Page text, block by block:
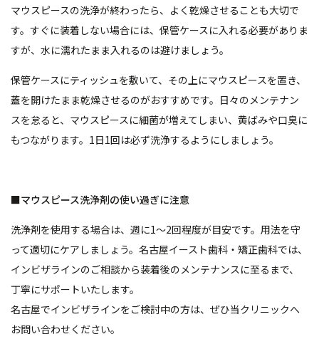
マウスピースの洗浄が終わったら、よく乾燥させることも大切で
す。すぐに装着しない場合には、保管ケースに入れる必要がありま
すが、水に濡れたまま入れるのは避けましょう。
保管ケースにティッシュを敷いて、その上にマウスピースを置き、
蓋を開けたまま乾燥させるのがおすすめです。日々のメンテナン
スを怠ると、マウスピースに細菌が増えてしまい、黄ばみや口臭に
もつながります。1日1回は必ず洗浄するようにしましょう。
■マウスピース洗浄剤の使い過ぎに注意
洗浄剤を使用する場合は、週に1～2回程度が目安です。用法を守
って適切にケアしましょう。名古屋イースト歯科・矯正歯科では、
インビザラインのご相談から装着後のメンテナンスに至るまで、
丁寧にサポートいたします。
名古屋でインビザラインをご検討中の方は、ぜひ当クリニックへ
お問い合わせください。